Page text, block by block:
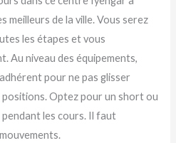
meilleurs de la ville. Vous serez
les étapes et vous
Au niveau des équipements,
pour ne pas glisser
Optez pour un short ou
pendant les cours. Il faut